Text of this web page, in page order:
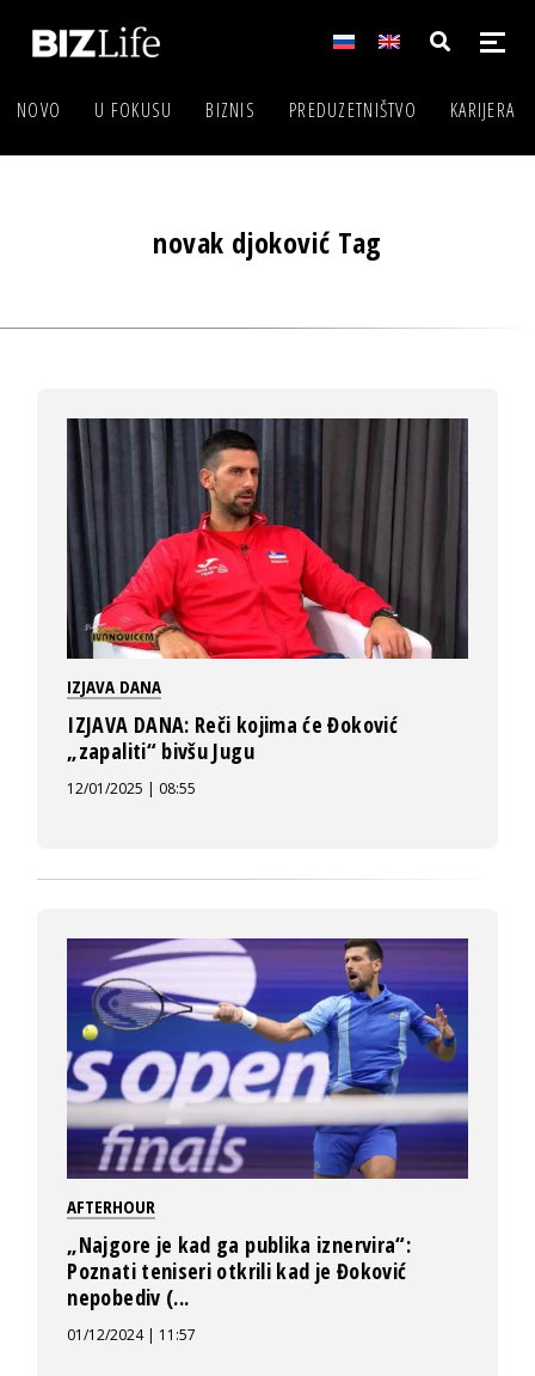
NOVO U FOKUSU BIZNIS PREDUZETNIŠTVO KARIJERA
novak djoković Tag
IZJAVA DANA
IZJAVA DANA: Reči kojima će Đoković
„zapaliti“ bivšu Jugu
12/01/2025 | 08:55
AFTERHOUR
„Najgore je kad ga publika iznervira“:
Poznati teniseri otkrili kad je Đoković
nepobediv (...
01/12/2024 | 11:57